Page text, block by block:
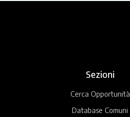
Sezioni
Cerca Opportunità
Database Comuni